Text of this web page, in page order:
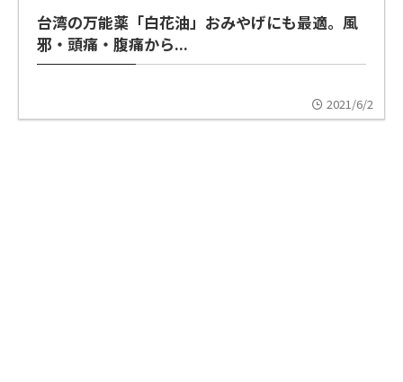
台湾の万能薬「白花油」おみやげにも最適。風
邪・頭痛・腹痛から...
2021/6/2